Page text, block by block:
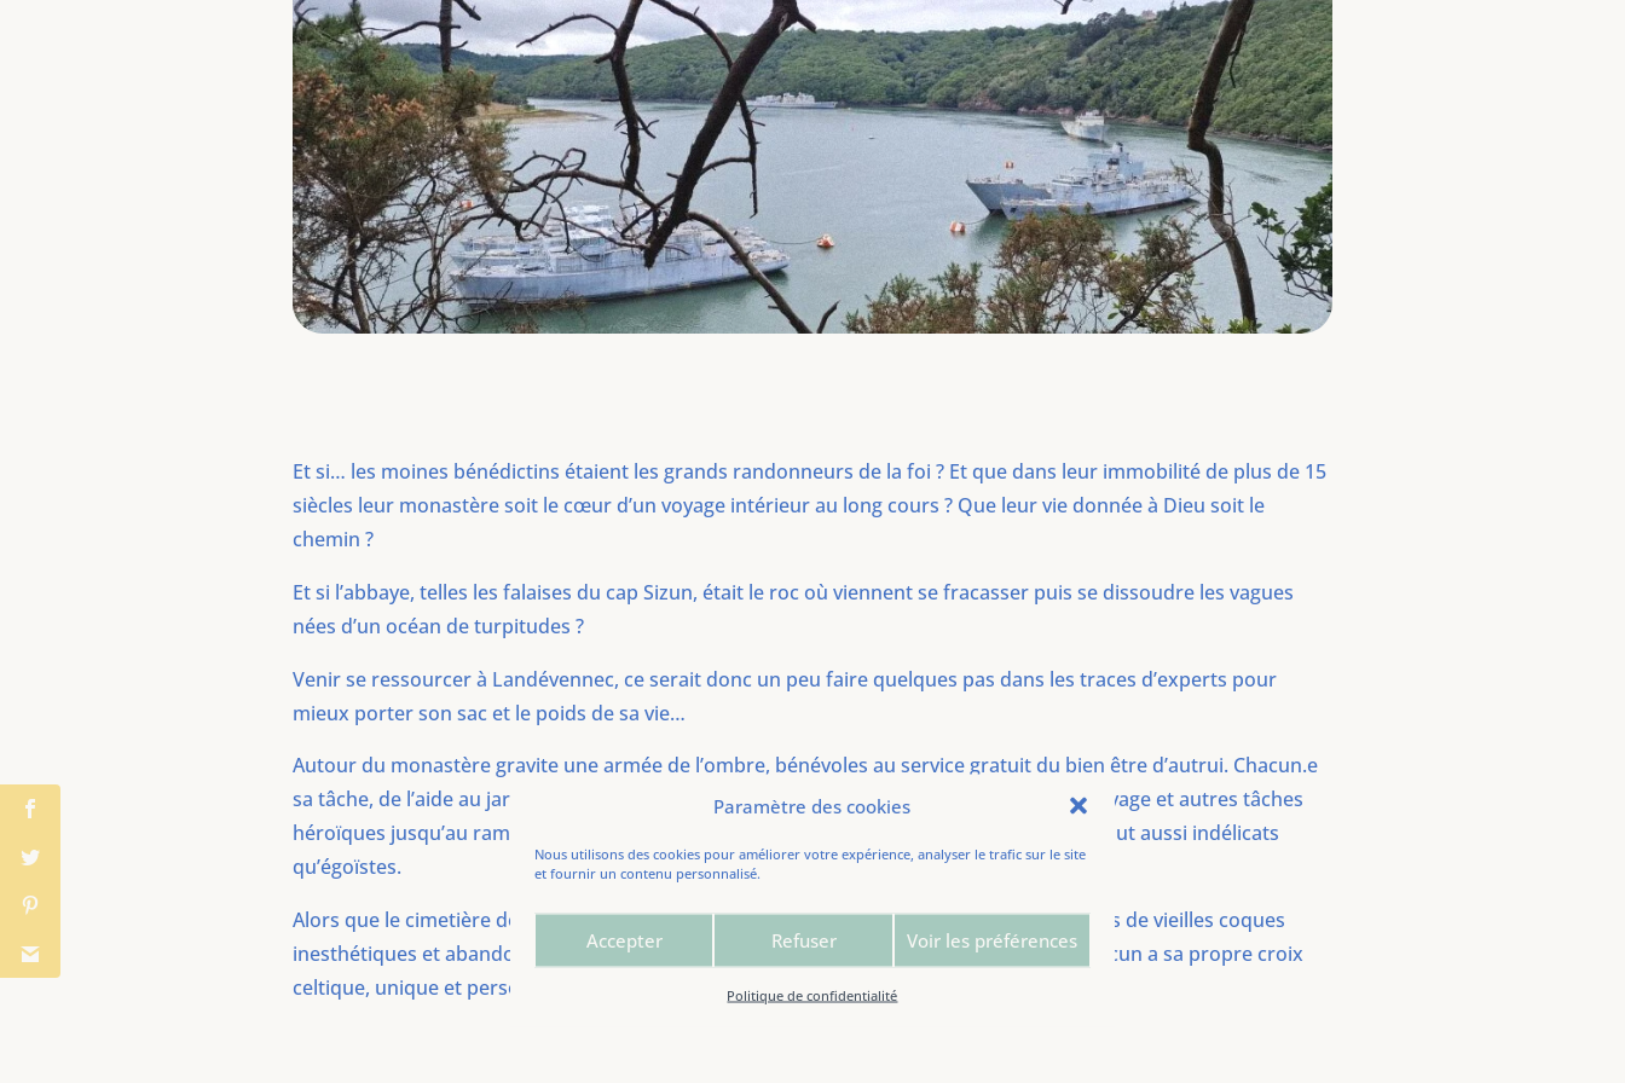
Paramètre des cookies
Nous utilisons des cookies pour améliorer votre expérience, analyser le trafic sur le site
et fournir un contenu personnalisé.
Accepter Refuser Voir les préférences
Politique de confidentialité
Et si… les moines bénédictins étaient les grands randonneurs de la foi ? Et que dans leur immobilité de plus de 15
siècles leur monastère soit le cœur d’un voyage intérieur au long cours ? Que leur vie donnée à Dieu soit le
chemin ?
Et si l’abbaye, telles les falaises du cap Sizun, était le roc où viennent se fracasser puis se dissoudre les vagues
nées d’un océan de turpitudes ?
Venir se ressourcer à Landévennec, ce serait donc un peu faire quelques pas dans les traces d’experts pour
mieux porter son sac et le poids de sa vie…
Autour du monastère gravite une armée de l’ombre, bénévoles au service gratuit du bien être d’autrui. Chacun.e
sa tâche, de l’aide au jardinage, l’accueil, la vente de produits religieux, mais aussi le nettoyage et autres tâches
héroïques jusqu’au ramassage des crottes de chiens laissées derrière des propriétaires tout aussi indélicats
qu’égoïstes.
Alors que le cimetière de bateaux ne présente aucune grâce ni intérêt particulier, ramassis de vieilles coques
inesthétiques et abandonnées, celui où reposent les moines est presque plein de vie. Chacun a sa propre croix
celtique, unique et personnalisée. Il y règne une douceur infinie et une paix lumineuse.